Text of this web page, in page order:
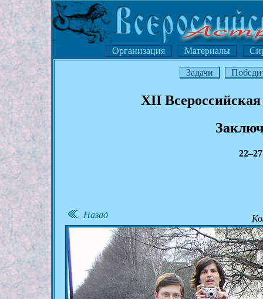
Организация Материалы
Задачи
XII
Назад